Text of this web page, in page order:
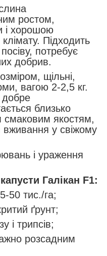
ростом,
і хорошою
Підходить
потребує
добрив.
щільні,
вагою 2-2,5 кг.
добре
близько
смаковим якостям,
вживання у свіжому
і ураження
Галікан F1:
50 тис./га;
ґрунт;
і трипсів;
розсадним